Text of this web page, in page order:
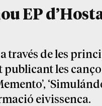
EP
través de les
publicant les
eivissenca.